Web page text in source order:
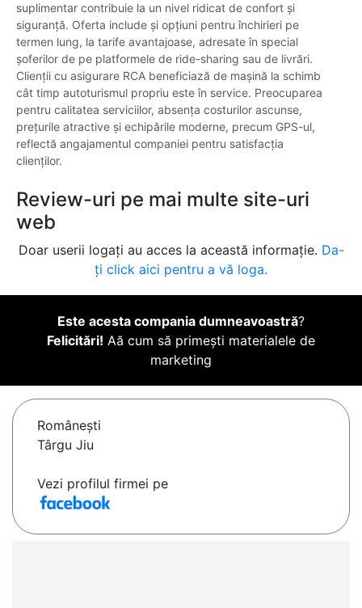
suplimentar contribuie la un nivel ridicat de confort și
siguranță. Oferta include și opțiuni pentru închirieri pe
termen lung, la tarife avantajoase, adresate în special
șoferilor de pe platformele de ride-sharing sau de livrări.
Clienții cu asigurare RCA beneficiază de mașină la schimb
cât timp autoturismul propriu este în service. Preocuparea
pentru calitatea serviciilor, absența costurilor ascunse,
prețurile atractive și echipările moderne, precum GPS-ul,
reflectă angajamentul companiei pentru satisfacția
clienților.
Review-uri pe mai multe site-uri
web
Doar userii logați au acces la această informație. Da-
ți click aici pentru a vă loga.
Este acesta compania dumneavoastră?
Felicitări! Aă cum să primești materialele de
marketing
Româneşti
Târgu Jiu
Vezi profilul firmei pe